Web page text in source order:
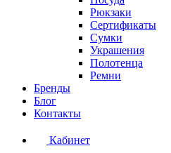
Рюкзаки
Сертификаты
Сумки
Украшения
Полотенца
Ремни
Бренды
Блог
Контакты
Кабинет